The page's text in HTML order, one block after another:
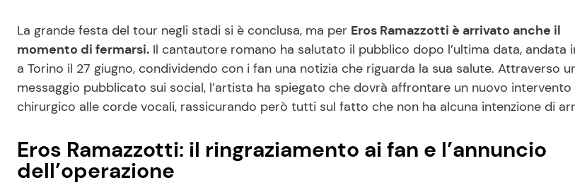
La grande festa del tour negli stadi si è conclusa, ma per Eros Ramazzotti è arrivato anche il
momento di fermarsi. Il cantautore romano ha salutato il pubblico dopo l’ultima data, andata
a Torino il 27 giugno, condividendo con i fan una notizia che riguarda la sua salute. Attraverso
messaggio pubblicato sui social, l’artista ha spiegato che dovrà affrontare un nuovo intervento
chirurgico alle corde vocali, rassicurando però tutti sul fatto che non ha alcuna intenzione di
Eros Ramazzotti: il ringraziamento ai fan e l’annuncio
dell’operazione